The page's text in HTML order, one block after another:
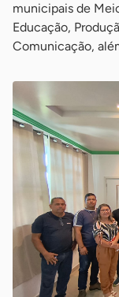
municipais de
Educação,
Comunicação,